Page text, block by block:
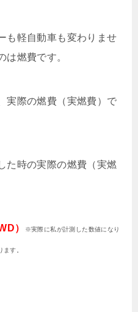
も軽自動車も変わりませ
は燃費です。
実際の燃費（実燃費）で
た時の実際の燃費（実燃
） ※実際に私が計測した数値になり
す。